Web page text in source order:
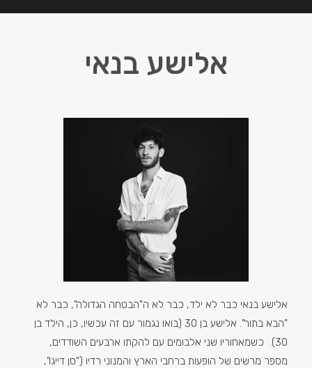
אלישע בנאי
אלישע בנאי כבר לא ילד, כבר לא ה"הבטחה הגדולה", כבר לא
"הבא בתור". אלישע בן 30 (בואו נגמור עם זה עכשיו, כן, הילד בן
30). כשמאחוריו שני אלבומים עם להקתו ארבעים השודדים,
מספר מרשים של הופעות ברחבי הארץ והמנוני רדיו ("סן דייגו",